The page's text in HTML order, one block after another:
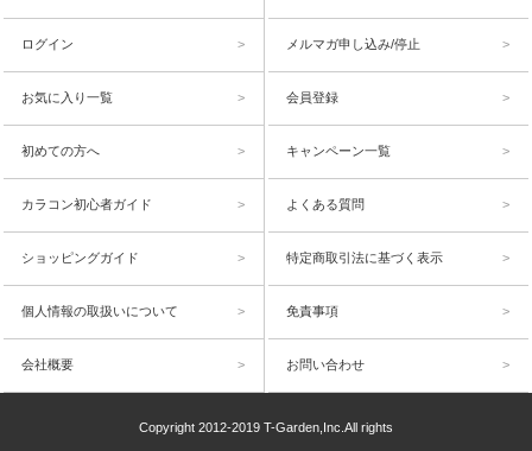
ログイン メルマガ申し込み/停止
お気に入り一覧 会員登録
初めての方へ キャンペーン一覧
カラコン初心者ガイド よくある質問
ショッピングガイド 特定商取引法に基づく表示
個人情報の取扱いについて 免責事項
会社概要 お問い合わせ
Copyright 2012-2019 T-Garden,Inc.All rights